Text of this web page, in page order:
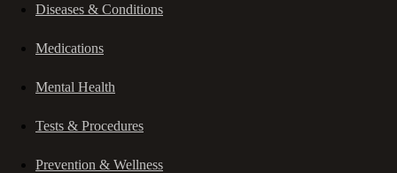
Diseases & Conditions
Medications
Mental Health
Tests & Procedures
Prevention & Wellness